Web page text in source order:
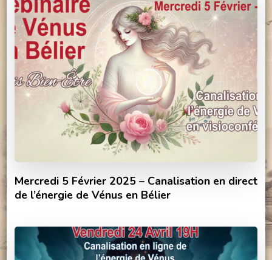
Mercredi 5 Février 2025 – Canalisation en direct
de l’énergie de Vénus en Bélier